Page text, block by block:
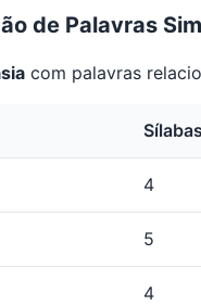
de Palavras
com palavras
Sílabas
4
5
4